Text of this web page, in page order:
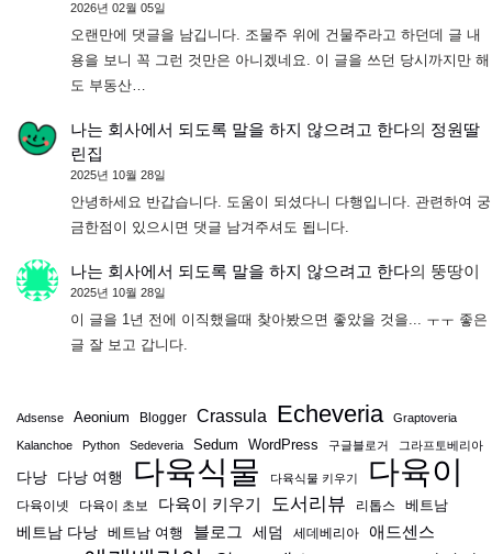
2026년 02월 05일
오랜만에 댓글을 남깁니다. 조물주 위에 건물주라고 하던데 글 내
용을 보니 꼭 그런 것만은 아니겠네요. 이 글을 쓰던 당시까지만 해
도 부동산…
나는 회사에서 되도록 말을 하지 않으려고 한다의 정원딸
린집
2025년 10월 28일
안녕하세요 반갑습니다. 도움이 되셨다니 다행입니다. 관련하여 궁
금한점이 있으시면 댓글 남겨주셔도 됩니다.
나는 회사에서 되도록 말을 하지 않으려고 한다의 뚱땅이
2025년 10월 28일
이 글을 1년 전에 이직했을때 찾아봤으면 좋았을 것을... ㅜㅜ 좋은
글 잘 보고 갑니다.
Adsense Aeonium Blogger Crassula Echeveria Graptoveria
Kalanchoe Python Sedeveria Sedum WordPress 구글블로거 그라프토베리아
다낭 다낭 여행 다육식물 다육식물 키우기 다육이
다육이넷 다육이 초보 다육이 키우기 도서리뷰 리톱스
베트남
베트남 다낭 베트남 여행 블로그 세덤 세데베리아 애드센스